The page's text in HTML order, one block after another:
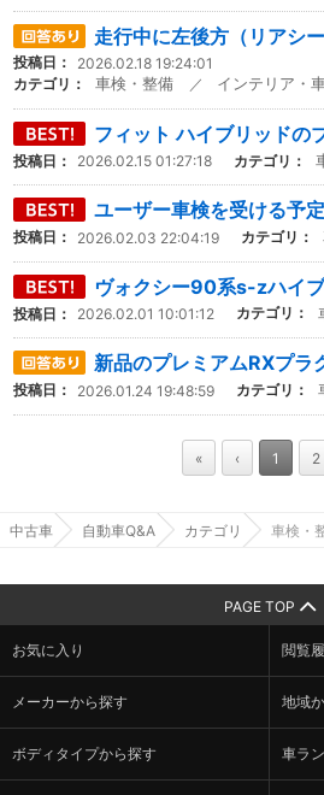
投稿日：
2026.02.18 19:24:01
カテゴリ：
車検・整備 ／
投稿日： 2026.02.15 01:27:18 カテゴリ：
投稿日： 2026.02.03 22:04:19 カテゴリ：
投稿日： 2026.02.01 10:01:12 カテゴリ：
投稿日： 2026.01.24 19:48:59 カテゴリ：
« ‹ 1 2
中古車 自動車Q&A カテゴリ 車検・
PAGE TOP
お気に入り 閲覧
メーカーから探す 地域
ボディタイプから探す 車ラ